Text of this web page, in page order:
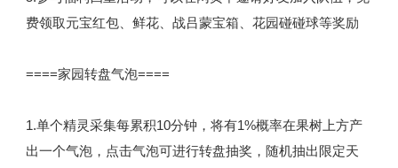
费领取元宝红包、鲜花、战吕蒙宝箱、花园碰碰球等奖励
====家园转盘气泡====
1.单个精灵采集每累积10分钟，将有1%概率在果树上方产
出一个气泡，点击气泡可进行转盘抽奖，随机抽出限定天